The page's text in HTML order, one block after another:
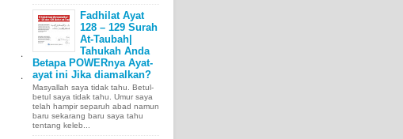
.
.
Fadhilat Ayat
128 – 129 Surah
At-Taubah|
Tahukah Anda
Betapa POWERnya Ayat-
ayat ini Jika diamalkan?
Masyallah saya tidak tahu. Betul-
betul saya tidak tahu. Umur saya
telah hampir separuh abad namun
baru sekarang baru saya tahu
tentang keleb...